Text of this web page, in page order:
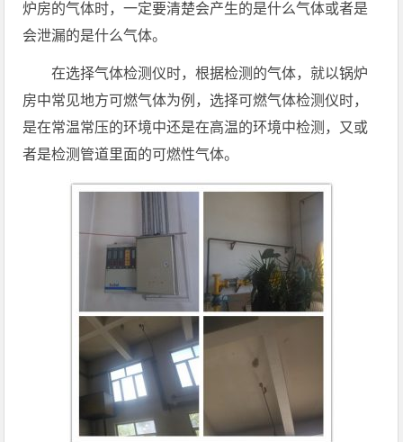
炉房的气体时，一定要清楚会产生的是什么气体或者是
会泄漏的是什么气体。
在选择气体检测仪时，根据检测的气体，就以锅炉
房中常见地方可燃气体为例，选择可燃气体检测仪时，
是在常温常压的环境中还是在高温的环境中检测，又或
者是检测管道里面的可燃性气体。